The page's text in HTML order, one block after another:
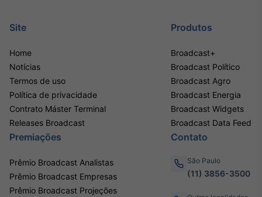
Site
Home
Notícias
Termos de uso
Política de privacidade
Contrato Máster Terminal
Releases Broadcast
Produtos
Broadcast+
Broadcast Político
Broadcast Agro
Broadcast Energia
Broadcast Widgets
Broadcast Data Feed
Premiações
Prêmio Broadcast Analistas
Prêmio Broadcast Empresas
Prêmio Broadcast Projeções
Contato
São Paulo
(11) 3856-3500